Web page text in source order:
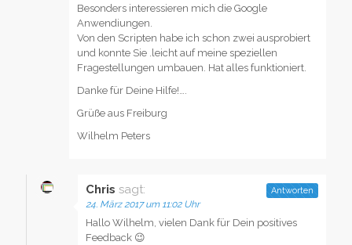
Besonders interessieren mich die Google
Anwendiungen.
Von den Scripten habe ich schon zwei ausprobiert
und konnte Sie .leicht auf meine speziellen
Fragestellungen umbauen. Hat alles funktioniert.
Danke für Deine Hilfe!….
Grüße aus Freiburg
Wilhelm Peters
Chris sagt:
24. März 2017 um 11:02 Uhr
Hallo Wilhelm, vielen Dank für Dein positives
Feedback 😉
Antworten